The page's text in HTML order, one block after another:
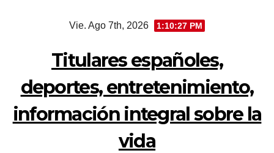
Vie. Ago 7th, 2026 1:10:28 PM
Titulares españoles,
deportes, entretenimiento,
información integral sobre la
vida